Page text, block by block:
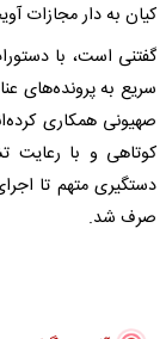
کیان به دار مجازات
گفتنی است، با
سریع به پرونده‌های
صهیونی همکاری
کوتاهی و با رعایت
صرف شد.